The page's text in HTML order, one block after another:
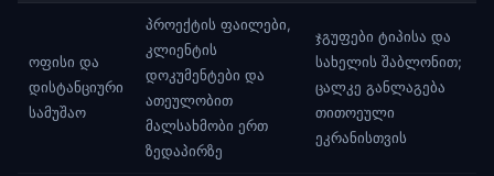
ოფისი და
დისტანციური
სამუშაო
პროექტის ფაილები,
კლიენტის
დოკუმენტები და
ათეულობით
მალსახმობი ერთ
ზედაპირზე
ჯგუფები ტიპისა და
სახელის შაბლონით;
ცალკე განლაგება
თითოეული
ეკრანისთვის